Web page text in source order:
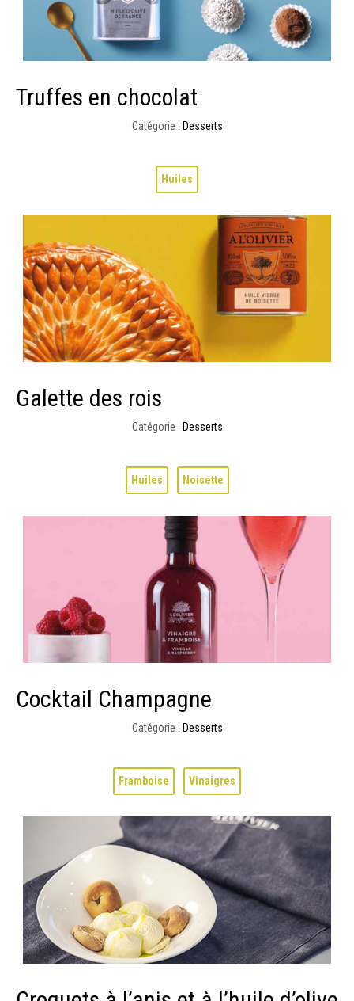
Truffes en chocolat
Catégorie : Desserts
Huiles
Galette des rois
Catégorie : Desserts
Huiles Noisette
Cocktail Champagne
Catégorie : Desserts
Framboise Vinaigres